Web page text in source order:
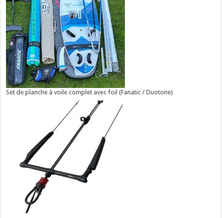
Set de planche à voile complet avec foil (Fanatic / Duotone)